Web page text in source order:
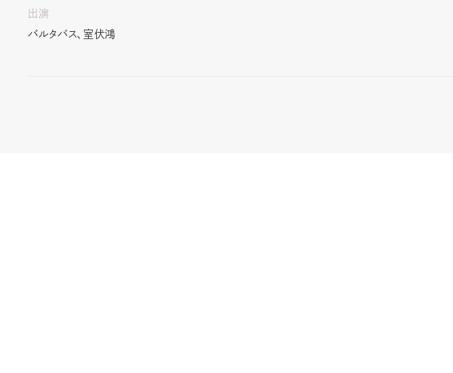
出演
バルタバス、室伏鴻